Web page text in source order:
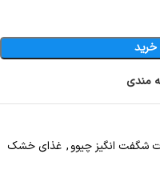
خرید
مندی
شگفت انگیز چیوو, غذای خشک